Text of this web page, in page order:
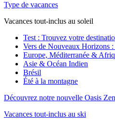
Type de vacances
Vacances tout-inclus au soleil
Test : Trouvez votre
Vers de Nouveaux Horizons
Europe, Méditerranée &
Asie & Océan Indien
Brésil
Été à la montagne
Découvrez notre nouvelle Oasis
Vacances tout-inclus au ski